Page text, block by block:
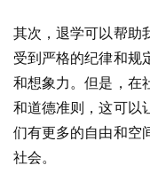
其次，退学可以帮助
受到严格的纪律和规
和想象力。但是，在
和道德准则，这可以
们有更多的自由和空
社会。